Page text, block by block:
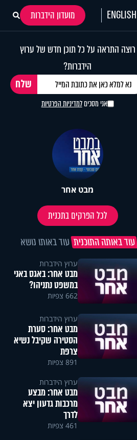
ENGLISH
מועדון הידברות
רוצה התראה על כל תוכן חדש של ערוץ
הידברות?
אני מסכיםלמדיניות הפרטיות
מבט אחר
לכל הפרקים בתכנית
עוד באותה התוכנית עוד באותו נושא
ערוץ הידברות
מבט אחר: באגס באני
במשפט נתניהו?
662 צפיות
ערוץ הידברות
מבט אחר: סערת
הסטירה שקיבל נשיא
צרפת
891 צפיות
ערוץ הידברות
מבט אחר: מבצע
מרכבות גדעון יצא
לדרך
461 צפיות